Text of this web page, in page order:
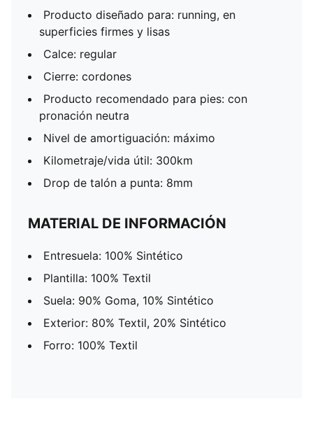
Producto diseñado para: running, en
superficies firmes y lisas
Calce: regular
Cierre: cordones
Producto recomendado para pies: con
pronación neutra
Nivel de amortiguación: máximo
Kilometraje/vida útil: 300km
Drop de talón a punta: 8mm
MATERIAL DE INFORMACIÓN
Entresuela: 100% Sintético
Plantilla: 100% Textil
Suela: 90% Goma, 10% Sintético
Exterior: 80% Textil, 20% Sintético
Forro: 100% Textil